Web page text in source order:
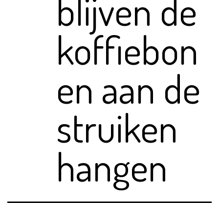
blijven de
koffiebon
en aan de
struiken
hangen